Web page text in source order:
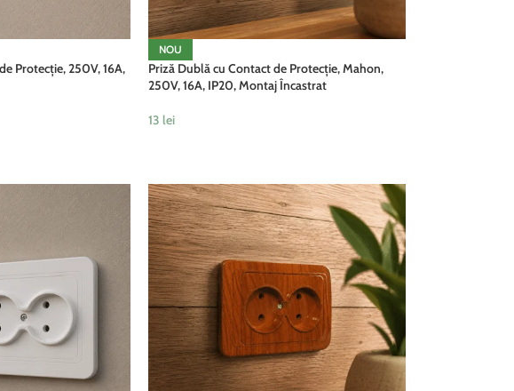
Protecție, 250V, 16A,
NOU
Priză Dublă cu Contact de Protecție, Mahon,
250V, 16A, IP20, Montaj Încastrat
13 lei